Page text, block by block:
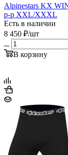
Alpinestars KX
р-р XXL/XXXL
Есть в наличии
8 450 ₽/шт
В корзину